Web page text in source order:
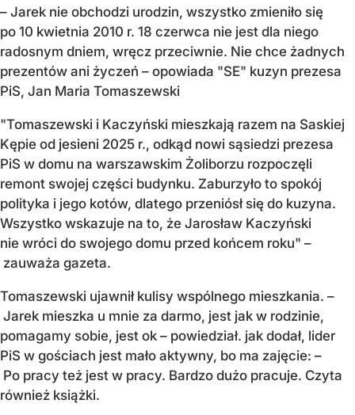
– Jarek nie obchodzi urodzin, wszystko zmieniło się
po 10 kwietnia 2010 r. 18 czerwca nie jest dla niego
radosnym dniem, wręcz przeciwnie. Nie chce żadnych
prezentów ani życzeń – opowiada "SE" kuzyn prezesa
PiS, Jan Maria Tomaszewski
"Tomaszewski i Kaczyński mieszkają razem na Saskiej
Kępie od jesieni 2025 r., odkąd nowi sąsiedzi prezesa
PiS w domu na warszawskim Żoliborzu rozpoczęli
remont swojej części budynku. Zaburzyło to spokój
polityka i jego kotów, dlatego przeniósł się do kuzyna.
Wszystko wskazuje na to, że Jarosław Kaczyński
nie wróci do swojego domu przed końcem roku" –
zauważa gazeta.
Tomaszewski ujawnił kulisy wspólnego mieszkania. –
Jarek mieszka u mnie za darmo, jest jak w rodzinie,
pomagamy sobie, jest ok – powiedział. jak dodał, lider
PiS w gościach jest mało aktywny, bo ma zajęcie: –
Po pracy też jest w pracy. Bardzo dużo pracuje. Czyta
również książki.